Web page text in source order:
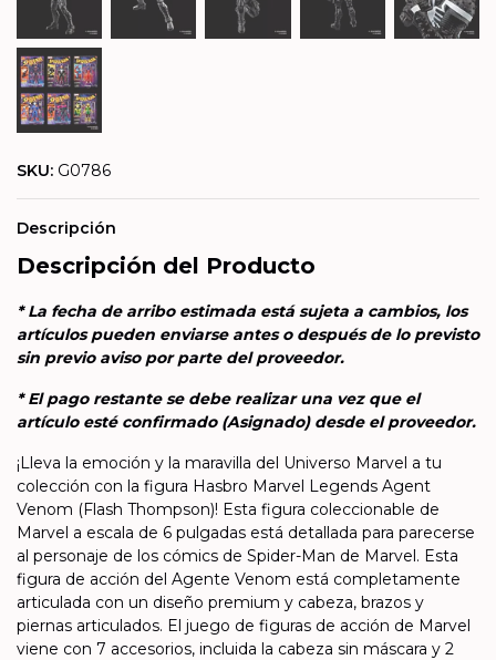
SKU: G0786
Descripción
Descripción del Producto
* La fecha de arribo estimada está sujeta a cambios, los
artículos pueden enviarse antes o después de lo previsto
sin previo aviso por parte del proveedor.
* El pago restante se debe realizar una vez que el
artículo esté confirmado (Asignado) desde el proveedor.
¡Lleva la emoción y la maravilla del Universo Marvel a tu
colección con la figura Hasbro Marvel Legends Agent
Venom (Flash Thompson)! Esta figura coleccionable de
Marvel a escala de 6 pulgadas está detallada para parecerse
al personaje de los cómics de Spider-Man de Marvel. Esta
figura de acción del Agente Venom está completamente
articulada con un diseño premium y cabeza, brazos y
piernas articulados. El juego de figuras de acción de Marvel
viene con 7 accesorios, incluida la cabeza sin máscara y 2